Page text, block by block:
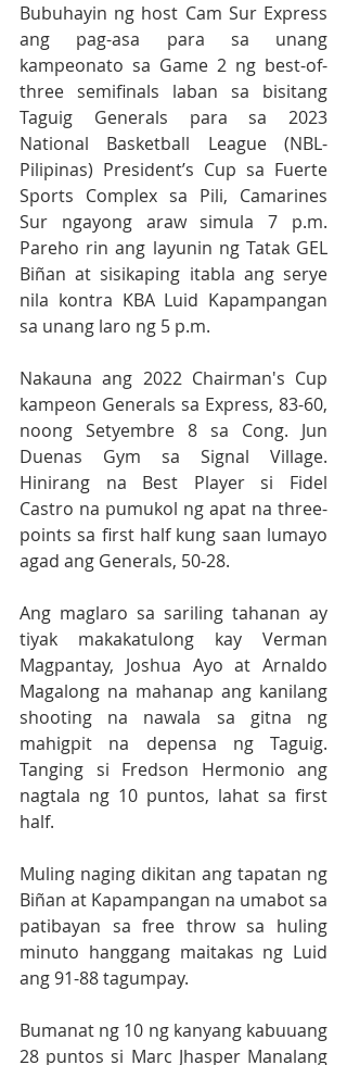
Bubuhayin ng host Cam Sur Express
ang pag-asa para sa unang
kampeonato sa Game 2 ng best-of-
three semifinals laban sa bisitang
Taguig Generals para sa 2023
National Basketball League (NBL-
Pilipinas) President’s Cup sa Fuerte
Sports Complex sa Pili, Camarines
Sur ngayong araw simula 7 p.m.
Pareho rin ang layunin ng Tatak GEL
Biñan at sisikaping itabla ang serye
nila kontra KBA Luid Kapampangan
sa unang laro ng 5 p.m.
Nakauna ang 2022 Chairman's Cup
kampeon Generals sa Express, 83-60,
noong Setyembre 8 sa Cong. Jun
Duenas Gym sa Signal Village.
Hinirang na Best Player si Fidel
Castro na pumukol ng apat na three-
points sa first half kung saan lumayo
agad ang Generals, 50-28.
Ang maglaro sa sariling tahanan ay
tiyak makakatulong kay Verman
Magpantay, Joshua Ayo at Arnaldo
Magalong na mahanap ang kanilang
shooting na nawala sa gitna ng
mahigpit na depensa ng Taguig.
Tanging si Fredson Hermonio ang
nagtala ng 10 puntos, lahat sa first
half.
Muling naging dikitan ang tapatan ng
Biñan at Kapampangan na umabot sa
patibayan sa free throw sa huling
minuto hanggang maitakas ng Luid
ang 91-88 tagumpay.
Bumanat ng 10 ng kanyang kabuuang
28 puntos si Marc Jhasper Manalang